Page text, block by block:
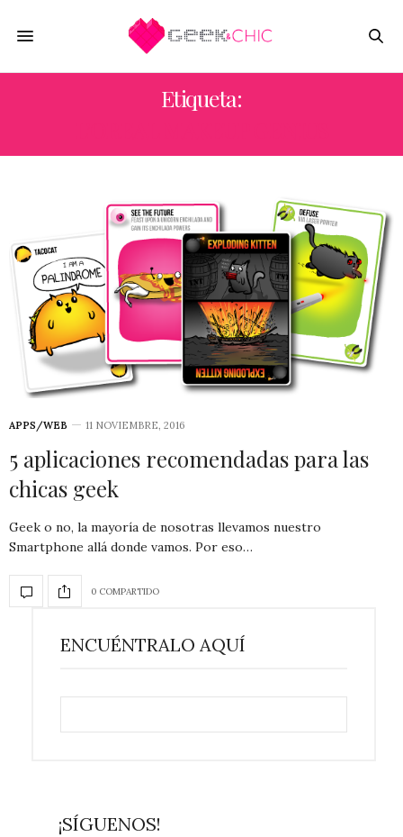
Etiqueta:
APPS/WEB 11 NOVIEMBRE, 2016
5 aplicaciones recomendadas para las
chicas geek
Geek o no, la mayoría de nosotras llevamos nuestro
Smartphone allá donde vamos. Por eso…
0 COMPARTIDO
ENCUÉNTRALO AQUÍ
¡SÍGUENOS!